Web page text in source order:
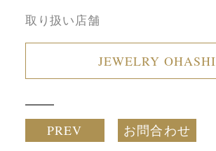
取り扱い店舗
JEWELRY OHASHI
PREV お問合わせ